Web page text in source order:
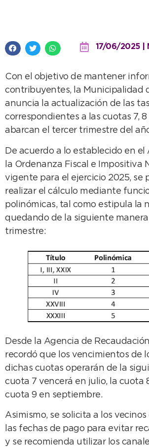
17/06/2025 |
Con el objetivo de mantener
contribuyentes, la Municipalidad
anuncia la actualización de las
correspondientes a las cuotas 7, 8
abarcan el tercer trimestre del
De acuerdo a lo establecido en el
la Ordenanza Fiscal e Impositiva
vigente para el ejercicio 2025, se
realizar el cálculo mediante
polinómicas, tal como estipula la
quedando de la siguiente
trimestre:
Desde la Agencia de
recordó que los vencimientos de
dichas cuotas operarán de la
cuota 7 vencerá en julio, la cuota
cuota 9 en septiembre.
Asimismo, se solicita a los
las fechas de pago para evitar
y se recomienda utilizar los